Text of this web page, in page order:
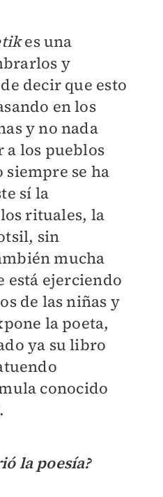
es una
y
decir que esto
en los
y no nada
a los pueblos
siempre se ha
sí la
rituales, la
sin
mucha
está ejerciendo
de las niñas y
la poeta,
ya su libro
conocido
la poesía?